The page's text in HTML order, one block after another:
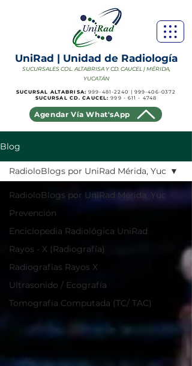
SUCURSAL ALTABRISA:999-481-2240 | 999-406-0372
SUCURSAL CD. CAUCEL:999 - 611 - 4748
UniRad | Unidad de Radiología
SUCURSALES COL. ALTABRISA Y CD. CAUCEL | MÉRIDA,
YUCATÁN
Agendar Vía What'sApp
Blog
RadioloBlogs por UniRad Mérida, Yuc
Prevención
Enciclopedia Radiológica UniRad
Rayos - X (Radiografía)
Radiografías Rayos X
Ultrasonido / Ecografía
Tomografía Computada (TC/ TAC)
RadioloBlogs por UniRad Mérida, Yuc